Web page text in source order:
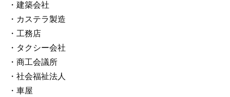
・建築会社
・カステラ製造
・工務店
・タクシー会社
・商工会議所
・社会福祉法人
・車屋